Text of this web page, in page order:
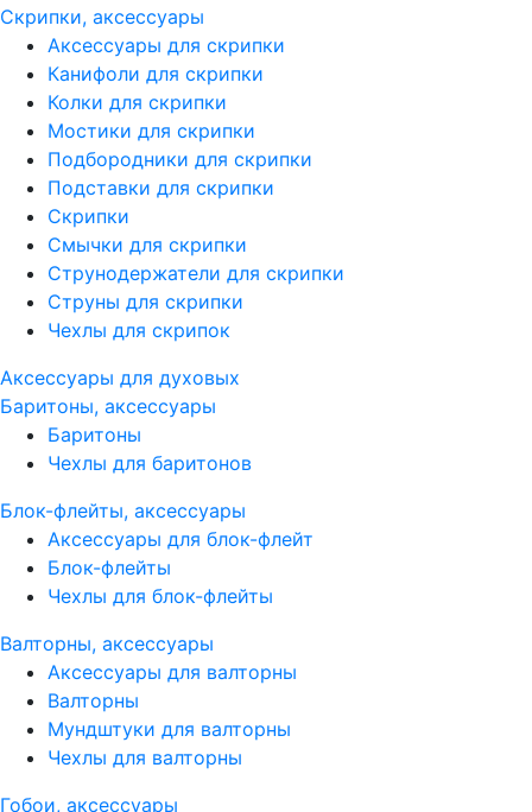
Скрипки, аксессуары
Аксессуары для скрипки
Канифоли для скрипки
Колки для скрипки
Мостики для скрипки
Подбородники для скрипки
Подставки для скрипки
Скрипки
Смычки для скрипки
Струнодержатели для скрипки
Струны для скрипки
Чехлы для скрипок
Аксессуары для духовых
Баритоны, аксессуары
Баритоны
Чехлы для баритонов
Блок-флейты, аксессуары
Аксессуары для блок-флейт
Блок-флейты
Чехлы для блок-флейты
Валторны, аксессуары
Аксессуары для валторны
Валторны
Мундштуки для валторны
Чехлы для валторны
Гобои, аксессуары